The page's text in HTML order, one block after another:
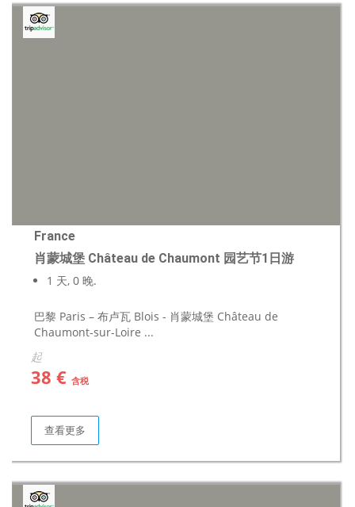
France
肖蒙城堡 Château de Chaumont 园艺节1日游
1 天, 0 晚.
巴黎 Paris – 布卢瓦 Blois - 肖蒙城堡 Château de
Chaumont-sur-Loire ...
起
38 € 含税
查看更多